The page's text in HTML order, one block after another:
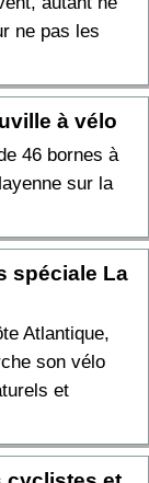
ne pas les
à vélo
46 bornes à
sur la
spéciale La
Atlantique,
son vélo
et